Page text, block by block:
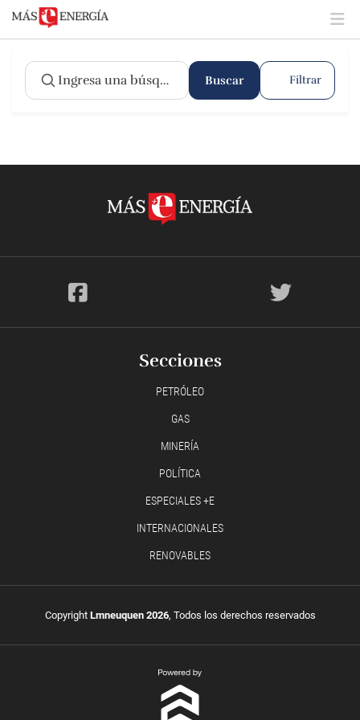
Buscar Filtrar
Secciones
PETRÓLEO
GAS
MINERÍA
POLÍTICA
ESPECIALES +E
INTERNACIONALES
RENOVABLES
Copyright Lmneuquen 2026, Todos los derechos reservados